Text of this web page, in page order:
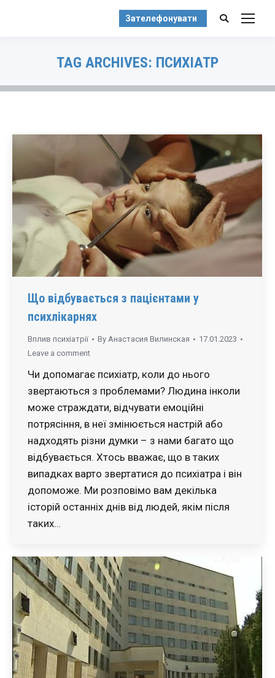
Зателефонувати Search:
TAG ARCHIVES: ПСИХІАТР
Що відбувається з пацієнтами у
психлікарнях
Вплив психіатрії By Анастасия Вилинская
17.01.2023
Leave a comment
Чи допомагає психіатр, коли до нього
звертаються з проблемами? Людина інколи
може страждати, відчувати емоційні
потрясіння, в неї змінюється настрій або
надходять різни думки – з нами багато що
відбувається. Хтось вважає, що в таких
випадках варто звертатися до психіатра і він
допоможе. Ми розповімо вам декілька
історій останніх днів від людей, якім після
таких…